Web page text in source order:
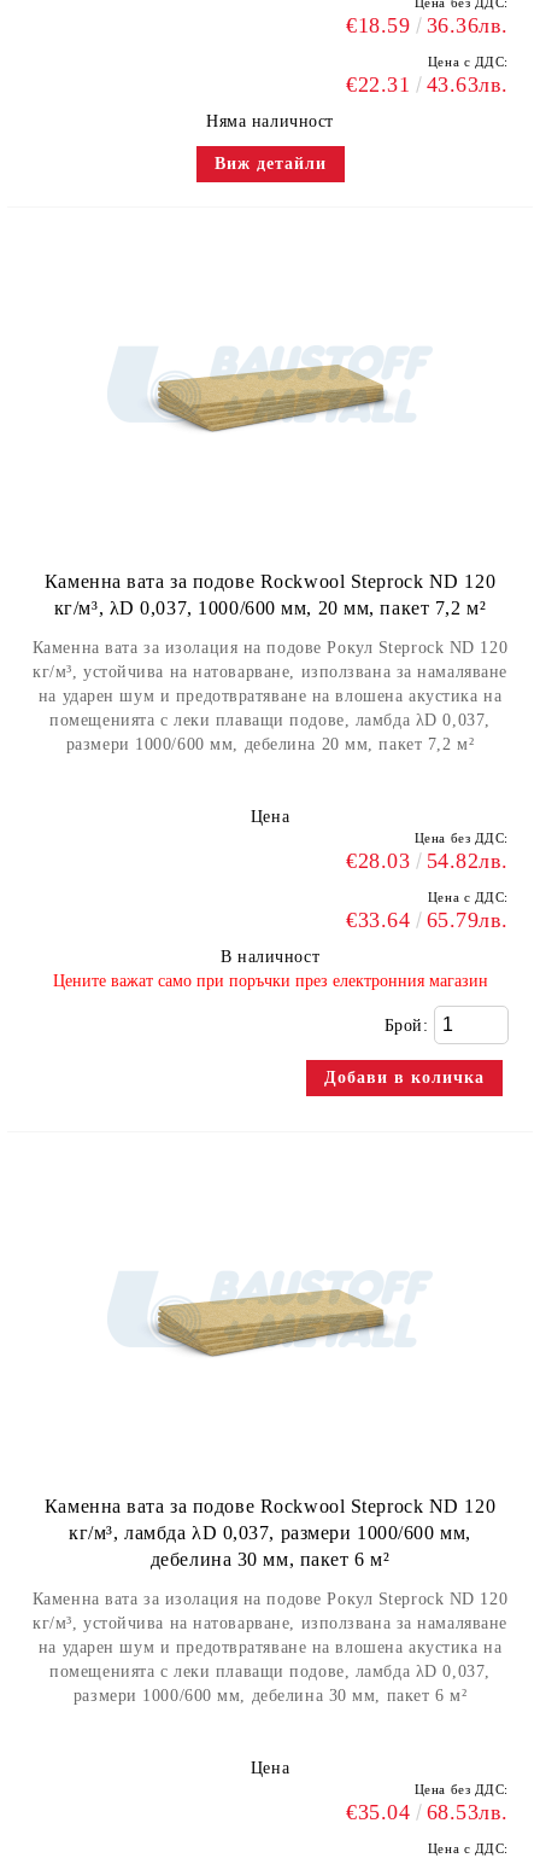
€18.59 36.36лв.
Цена с ДДС:
€22.31 43.63лв.
Няма наличност
Виж детайли
Каменна вата за подове Rockwool Steprock ND 120
кг/м³, λD 0,037, 1000/600 мм, 20 мм, пакет 7,2 м²
Каменна вата за изолация на подове Рокул Steprock ND 120
кг/м³, устойчивa на натоварване, използванa за намаляване
на ударен шум и предотвратяване на влошена акустика на
помещенията c леки плаващи подове, ламбда λD 0,037,
размери 1000/600 мм, дебелина 20 мм, пакет 7,2 м²
Цена
Цена без ДДС:
€28.03 54.82лв.
Цена с ДДС:
€33.64 65.79лв.
В наличност
​Цените важат само при поръчки през електронния магазин
Брой:
Каменна вата за подове Rockwool Steprock ND 120
кг/м³, ламбда λD 0,037, размери 1000/600 мм,
дебелина 30 мм, пакет 6 м²
Каменна вата за изолация на подове Рокул Steprock ND 120
кг/м³, устойчивa на натоварване, използванa за намаляване
на ударен шум и предотвратяване на влошена акустика на
помещенията c леки плаващи подове, ламбда λD 0,037,
размери 1000/600 мм, дебелина 30 мм, пакет 6 м²
Цена
Цена без ДДС:
€35.04 68.53лв.
Цена с ДДС: